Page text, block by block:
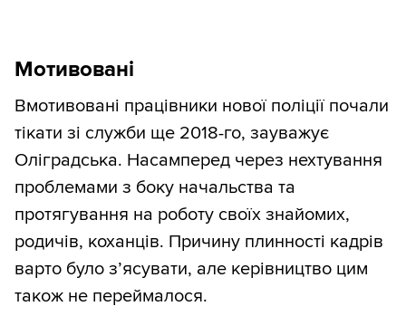
Мотивовані
Вмотивовані працівники нової поліції почали
тікати зі служби ще 2018-го, зауважує
Оліградська. Насамперед через нехтування
проблемами з боку начальства та
протягування на роботу своїх знайомих,
родичів, коханців. Причину плинності кадрів
варто було з’ясувати, але керівництво цим
також не переймалося.